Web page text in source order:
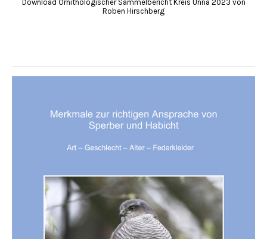
Download Ornithologischer Sammelbericht Kreis Unna 2023 von
Roben Hirschberg